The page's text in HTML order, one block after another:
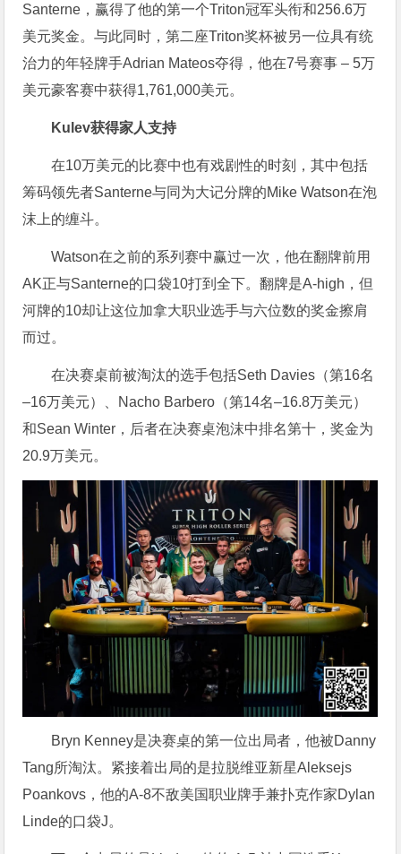
Santerne，赢得了他的第一个Triton冠军头衔和256.6万
美元奖金。与此同时，第二座Triton奖杯被另一位具有统
治力的年轻牌手Adrian Mateos夺得，他在7号赛事 – 5万
美元豪客赛中获得1,761,000美元。
Kulev获得家人支持
在10万美元的比赛中也有戏剧性的时刻，其中包括
筹码领先者Santerne与同为大记分牌的Mike Watson在泡
沫上的缠斗。
Watson在之前的系列赛中赢过一次，他在翻牌前用
AK正与Santerne的口袋10打到全下。翻牌是A-high，但
河牌的10却让这位加拿大职业选手与六位数的奖金擦肩
而过。
在决赛桌前被淘汰的选手包括Seth Davies（第16名
–16万美元）、Nacho Barbero（第14名–16.8万美元）
和Sean Winter，后者在决赛桌泡沫中排名第十，奖金为
20.9万美元。
Bryn Kenney是决赛桌的第一位出局者，他被Danny
Tang所淘汰。紧接着出局的是拉脱维亚新星Aleksejs
Poankovs，他的A-8不敌美国职业牌手兼扑克作家Dylan
Linde的口袋J。